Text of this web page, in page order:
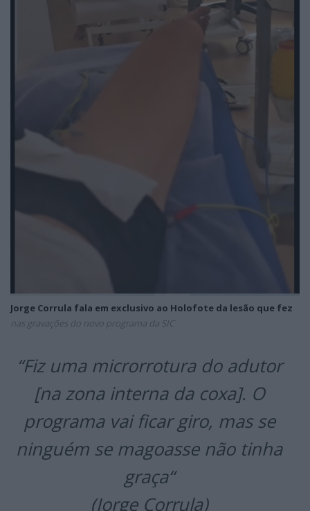
Jorge Corrula fala em exclusivo ao Holofote da lesão que fez
nas gravações do novo programa da SIC
“Fiz uma microrrotura do adutor
[na zona interna da coxa]. O
programa vai ficar giro, mas se
ninguém se magoasse não tinha
graça“
(Jorge Corrula)